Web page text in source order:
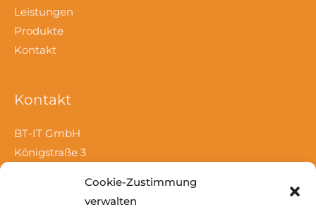
Cookie-Zustimmung
verwalten
Leistungen
Produkte
Kontakt
Kontakt
BT-IT GmbH
Königstraße 3
Tel.: 04402 – 98201 0